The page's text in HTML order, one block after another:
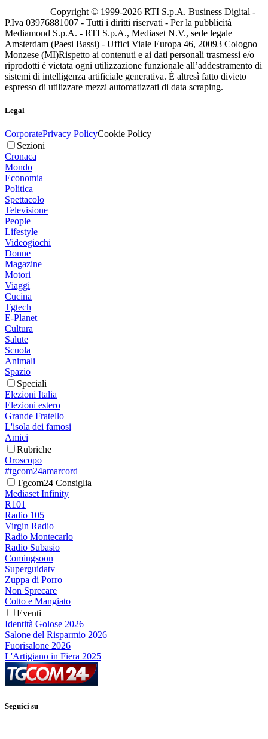
Copyright © 1999-2026 RTI S.p.A. Business Digital -
P.Iva 03976881007 - Tutti i diritti riservati - Per la pubblicità
Mediamond S.p.A. - RTI S.p.A., Mediaset N.V., sede legale
Amsterdam (Paesi Bassi) - Uffici Viale Europa 46, 20093 Cologno
Monzese (MI)Rispetto ai contenuti e ai dati personali trasmessi e/o
riprodotti è vietata ogni utilizzazione funzionale all’addestramento di
sistemi di intelligenza artificiale generativa. È altresì fatto divieto
espresso di utilizzare mezzi automatizzati di data scraping.
Legal
CorporatePrivacy PolicyCookie Policy
Sezioni
Cronaca
Mondo
Economia
Politica
Spettacolo
Televisione
People
Lifestyle
Videogiochi
Donne
Magazine
Motori
Viaggi
Cucina
Tgtech
E-Planet
Cultura
Salute
Scuola
Animali
Spazio
Speciali
Elezioni Italia
Elezioni estero
Grande Fratello
L'isola dei famosi
Amici
Rubriche
Oroscopo
#tgcom24amarcord
Tgcom24 Consiglia
Mediaset Infinity
R101
Radio 105
Virgin Radio
Radio Montecarlo
Radio Subasio
Comingsoon
Superguidatv
Zuppa di Porro
Non Sprecare
Cotto e Mangiato
Eventi
Identità Golose 2026
Salone del Risparmio 2026
Fuorisalone 2026
L'Artigiano in Fiera 2025
Seguici su